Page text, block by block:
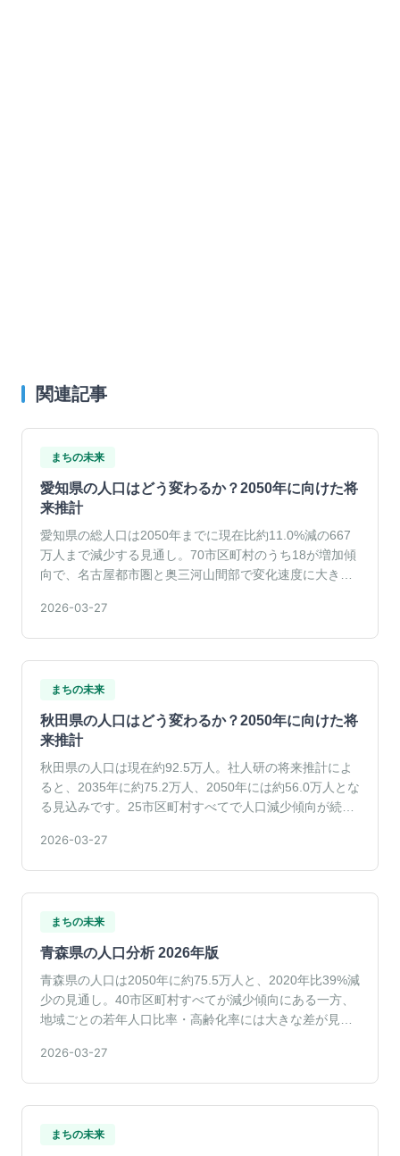
関連記事
まちの未来
愛知県の人口はどう変わるか？2050年に向けた将
来推計
愛知県の総人口は2050年までに現在比約11.0%減の667
万人まで減少する見通し。70市区町村のうち18が増加傾
向で、名古屋都市圏と奥三河山間部で変化速度に大きな
2026-03-27
まちの未来
秋田県の人口はどう変わるか？2050年に向けた将
来推計
秋田県の人口は現在約92.5万人。社人研の将来推計によ
ると、2035年に約75.2万人、2050年には約56.0万人とな
る見込みです。25市区町村すべてで人口減少傾向が続い
2026-03-27
まちの未来
青森県の人口分析 2026年版
青森県の人口は2050年に約75.5万人と、2020年比39%減
少の見通し。40市区町村すべてが減少傾向にある一方、
地域ごとの若年人口比率・高齢化率には大きな差が見ら
2026-03-27
まちの未来